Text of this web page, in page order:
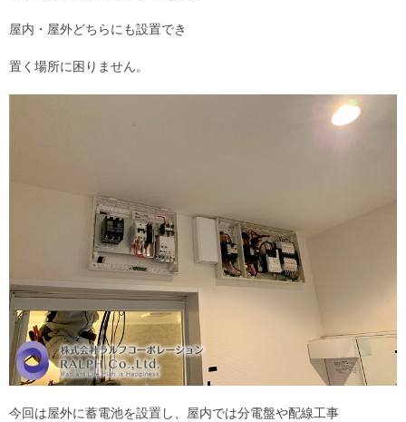
屋内・屋外どちらにも設置でき
置く場所に困りません。
今回は屋外に蓄電池を設置し、屋内では分電盤や配線工事